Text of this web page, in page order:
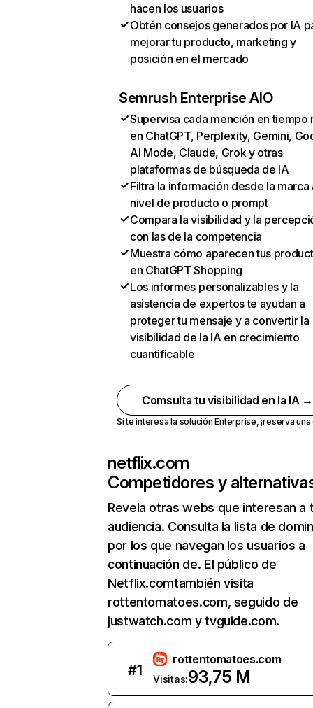
hacen los usuarios
Obtén consejos generados por IA
mejorar tu producto, marketing y
posición en el mercado
Semrush Enterprise AIO
Supervisa cada mención en tiempo
en ChatGPT, Perplexity, Gemini,
AI Mode, Claude, Grok y otras
plataformas de búsqueda de IA
Filtra la información desde la marca
nivel de producto o prompt
Compara la visibilidad y la
con las de la competencia
Muestra cómo aparecen tus
en ChatGPT Shopping
Los informes personalizables y la
asistencia de expertos te ayudan a
proteger tu mensaje y a convertir la
visibilidad de la IA en crecimiento
cuantificable
Comsulta tu visibilidad en la IA →
Si te interesa la solución Enterprise,¡reserva
netflix.com
Competidores y
Revela otras webs que interesan a
audiencia. Consulta la lista de
por los que navegan los usuarios a
continuación de. El público de
Netflix.comtambién visita
rottentomatoes.com, seguido de
justwatch.com y tvguide.com.
#1
rottentomatoes.com
Visitas:93,75 M